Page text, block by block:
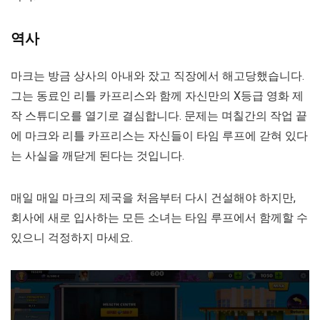
역사
마크는 방금 상사의 아내와 잤고 직장에서 해고당했습니다.
그는 동료인 리틀 카프리스와 함께 자신만의 X등급 영화 제
작 스튜디오를 열기로 결심합니다. 문제는 며칠간의 작업 끝
에 마크와 리틀 카프리스는 자신들이 타임 루프에 갇혀 있다
는 사실을 깨닫게 된다는 것입니다.
매일 매일 마크의 제국을 처음부터 다시 건설해야 하지만,
회사에 새로 입사하는 모든 소녀는 타임 루프에서 함께할 수
있으니 걱정하지 마세요.